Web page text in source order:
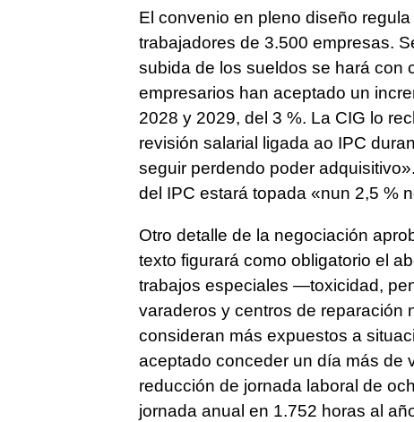
El convenio en pleno diseño
trabajadores de 3.500 empresas.
subida de los sueldos se hará con
empresarios han aceptado un
2028 y 2029, del 3 %. La CIG lo
revisión salarial ligada ao IPC
seguir perdendo poder
del IPC estará topada «nun 2,5 %
Otro detalle de la negociación
texto figurará como obligatorio el
trabajos especiales —toxicidad,
varaderos y centros de reparación
consideran más expuestos a
aceptado conceder un día más de
reducción de jornada laboral de
jornada anual en 1.752 horas al